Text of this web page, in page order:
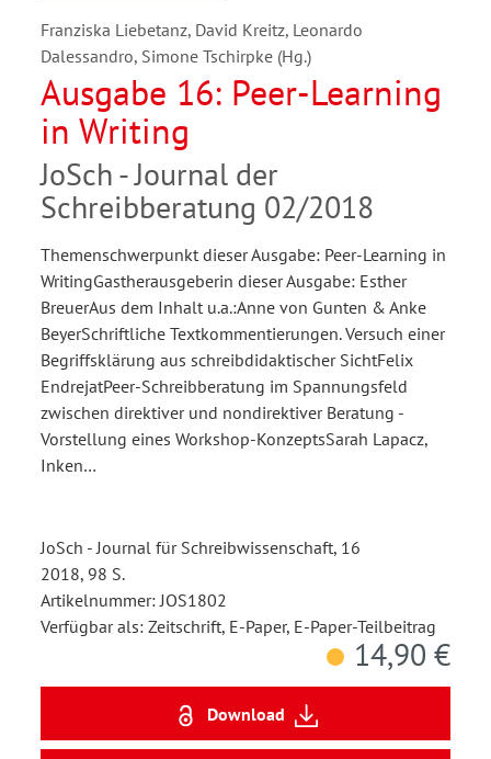
Franziska Liebetanz, David Kreitz, Leonardo
Dalessandro, Simone Tschirpke (Hg.)
Ausgabe 16: Peer-Learning
in Writing
JoSch - Journal der
Schreibberatung 02/2018
Themenschwerpunkt dieser Ausgabe: Peer-Learning in
WritingGastherausgeberin dieser Ausgabe: Esther
BreuerAus dem Inhalt u.a.:Anne von Gunten & Anke
BeyerSchriftliche Textkommentierungen. Versuch einer
Begriffsklärung aus schreibdidaktischer SichtFelix
EndrejatPeer-Schreibberatung im Spannungsfeld
zwischen direktiver und nondirektiver Beratung -
Vorstellung eines Workshop-KonzeptsSarah Lapacz,
Inken…
JoSch - Journal für Schreibwissenschaft, 16
2018, 98 S.
Artikelnummer: JOS1802
Verfügbar als: Zeitschrift, E-Paper, E-Paper-Teilbeitrag
14,90 €
Download